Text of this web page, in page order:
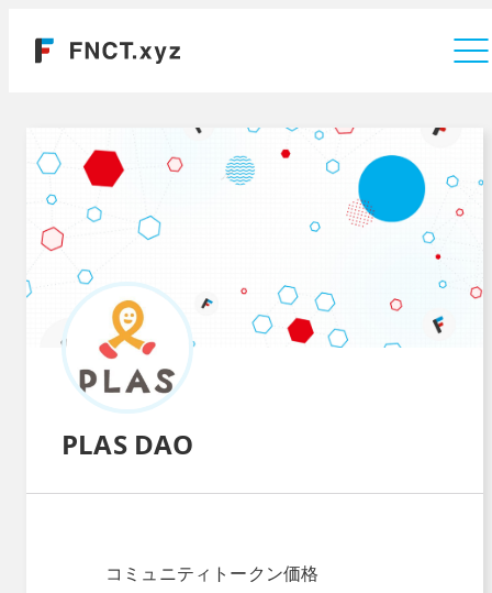
PLAS DAO
コミュニティトークン価格